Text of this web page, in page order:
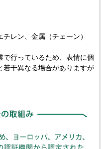
レン、金属（チェーン）
行っているため、表情に個
若干異なる場合がありますが